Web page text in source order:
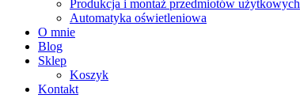
Produkcja i montaż przedmiotów użytkowych
Automatyka oświetleniowa
O mnie
Blog
Sklep
Koszyk
Kontakt